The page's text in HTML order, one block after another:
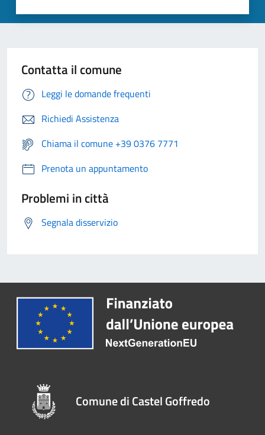
Contatta il comune
Leggi le domande frequenti
Richiedi Assistenza
Chiama il comune +39 0376 7771
Prenota un appuntamento
Problemi in città
Segnala disservizio
Comune di Castel Goffredo